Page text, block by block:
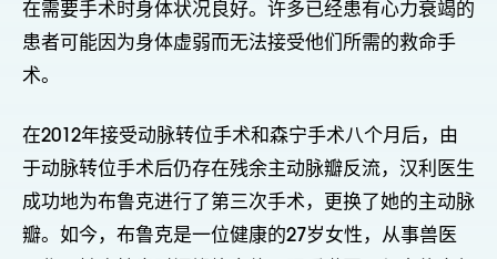
在需要手术时身体状况良好。许多已经患有心力衰竭的
患者可能因为身体虚弱而无法接受他们所需的救命手
术。
在2012年接受动脉转位手术和森宁手术八个月后，由
于动脉转位手术后仍存在残余主动脉瓣反流，汉利医生
成功地为布鲁克进行了第三次手术，更换了她的主动脉
瓣。如今，布鲁克是一位健康的27岁女性，从事兽医